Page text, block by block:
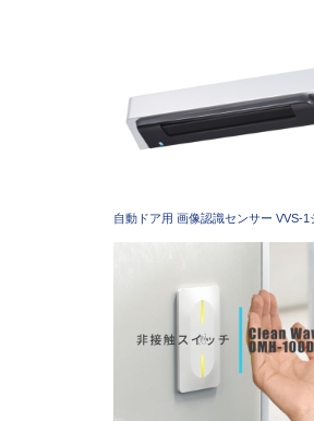
自動ドア用 画像認識センサー VVS-1